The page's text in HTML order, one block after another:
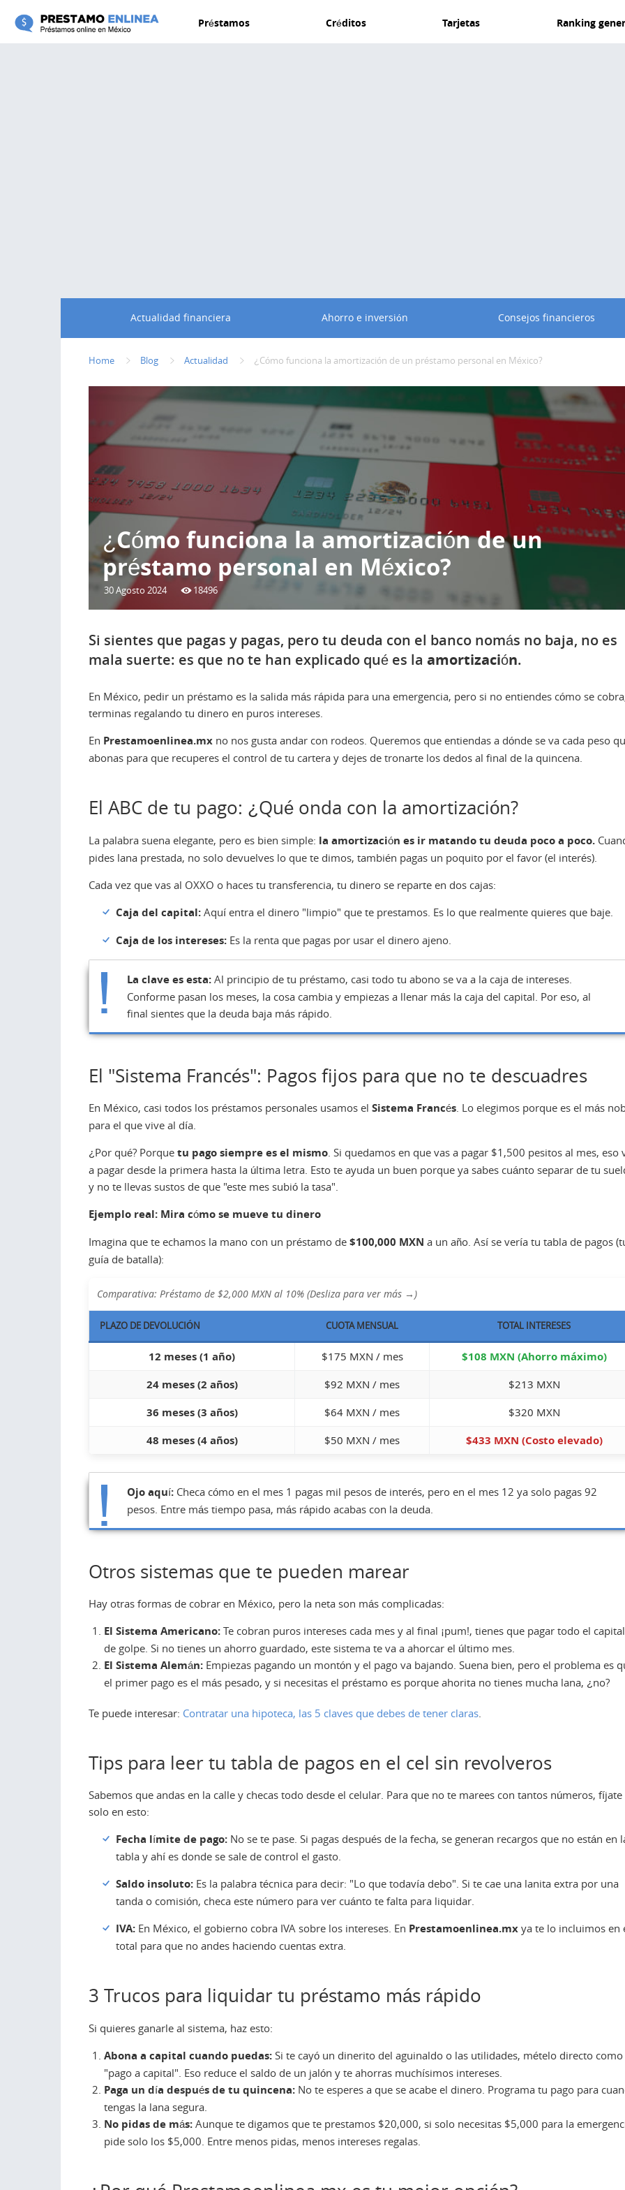
Préstamos Créditos Tarjetas Ranking
Actualidad financiera Ahorro e inversión Consejos financieros
Home Blog Actualidad ¿Cómo funciona la amortización de un préstamo personal en México?
¿Cómo funciona la amortización de un
préstamo personal en México?
30 Agosto 2024 18496
Si sientes que pagas y pagas, pero tu deuda con el banco nomás no baja, no es
mala suerte: es que no te han explicado qué es la amortización.
En México, pedir un préstamo es la salida más rápida para una emergencia, pero si no entiendes cómo se
terminas regalando tu dinero en puros intereses.
En Prestamoenlinea.mx no nos gusta andar con rodeos. Queremos que entiendas a dónde se va cada peso
abonas para que recuperes el control de tu cartera y dejes de tronarte los dedos al final de la quincena.
El ABC de tu pago: ¿Qué onda con la amortización?
La palabra suena elegante, pero es bien simple: la amortización es ir matando tu deuda poco a poco.
pides lana prestada, no solo devuelves lo que te dimos, también pagas un poquito por el favor (el interés).
Cada vez que vas al OXXO o haces tu transferencia, tu dinero se reparte en dos cajas:
Caja del capital: Aquí entra el dinero "limpio" que te prestamos. Es lo que realmente quieres que baje.
Caja de los intereses: Es la renta que pagas por usar el dinero ajeno.
La clave es esta: Al principio de tu préstamo, casi todo tu abono se va a la caja de intereses.
Conforme pasan los meses, la cosa cambia y empiezas a llenar más la caja del capital. Por eso, al
final sientes que la deuda baja más rápido.
El "Sistema Francés": Pagos fijos para que no te descuadres
En México, casi todos los préstamos personales usamos el Sistema Francés . Lo elegimos porque es el más
para el que vive al día.
¿Por qué? Porque tu pago siempre es el mismo . Si quedamos en que vas a pagar $1,500 pesitos al mes, eso
a pagar desde la primera hasta la última letra. Esto te ayuda un buen porque ya sabes cuánto separar de tu
y no te llevas sustos de que "este mes subió la tasa".
Ejemplo real: Mira cómo se mueve tu dinero
Imagina que te echamos la mano con un préstamo de $100,000 MXN a un año. Así se vería tu tabla de pagos
guía de batalla):
Comparativa: Préstamo de $2,000 MXN al 10% (Desliza para ver más →)
PLAZO DE DEVOLUCIÓN CUOTA MENSUAL TOTAL INTERESES
12 meses (1 año) $175 MXN / mes
$108 MXN (Ahorro máximo)
24 meses (2 años)
$92 MXN / mes
$213 MXN
36 meses (3 años)
$64 MXN / mes
$320 MXN
48 meses (4 años)
$50 MXN / mes $433 MXN (Costo elevado)
Ojo aquí: Checa cómo en el mes 1 pagas mil pesos de interés, pero en el mes 12 ya solo pagas 92
pesos. Entre más tiempo pasa, más rápido acabas con la deuda.
Otros sistemas que te pueden marear
Hay otras formas de cobrar en México, pero la neta son más complicadas:
El Sistema Americano: Te cobran puros intereses cada mes y al final ¡pum!, tienes que pagar todo el capital
de golpe. Si no tienes un ahorro guardado, este sistema te va a ahorcar el último mes.
El Sistema Alemán: Empiezas pagando un montón y el pago va bajando. Suena bien, pero el problema es
el primer pago es el más pesado, y si necesitas el préstamo es porqueahorita no tienes mucha lana, ¿no?
Te puede interesar: Contratar una hipoteca, las 5 claves que debes de tener claras
Tips para leer tu tabla de pagos en el cel sin revolveros
Sabemos que andas en la calle y checas todo desde el celular. Para que no te marees con tantos números, fíjate
solo en esto:
Fecha límite de pago: No se te pase. Si pagas después de la fecha, se generan recargos que no están en
tabla y ahí es donde se sale de control el gasto.
Saldo insoluto: Es la palabra técnica para decir: "Lo que todavía debo". Si te cae una lanita extra por una
tanda o comisión, checa este número para ver cuánto te falta para liquidar.
IVA: En México, el gobierno cobra IVA sobre los intereses. En Prestamoenlinea.mx ya te lo incluimos en
total para que no andes haciendo cuentas extra.
3 Trucos para liquidar tu préstamo más rápido
Si quieres ganarle al sistema, haz esto:
Abona a capital cuando puedas: Si te cayó un dinerito del aguinaldo o las utilidades, mételo directo como
"pago a capital". Eso reduce el saldo de un jalón y te ahorras muchísimos intereses.
Paga un día después de tu quincena: No te esperes a que se acabe el dinero. Programa tu pago para
tengas la lana segura.
No pidas de más: Aunque te digamos que te prestamos $20,000, si solo necesitas $5,000 para la
pide solo los $5,000. Entre menos pidas, menos intereses regalas.